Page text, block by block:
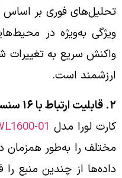
تحلیل‌های فوری بر اساس
ویژگی به‌ویژه در
واکنش سریع به تغییرات
ارزشمند است.
۲. قابلیت ارتباط با ۱۶ سنسور
کارت لورا مدل 01
مختلف را به‌طور همزمان
داده‌ها از چندین منبع را